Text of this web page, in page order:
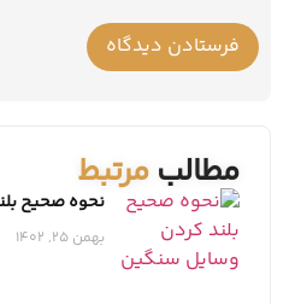
مطالبمرتبط
نحوه صحیح بلند
بهمن 25, 1402